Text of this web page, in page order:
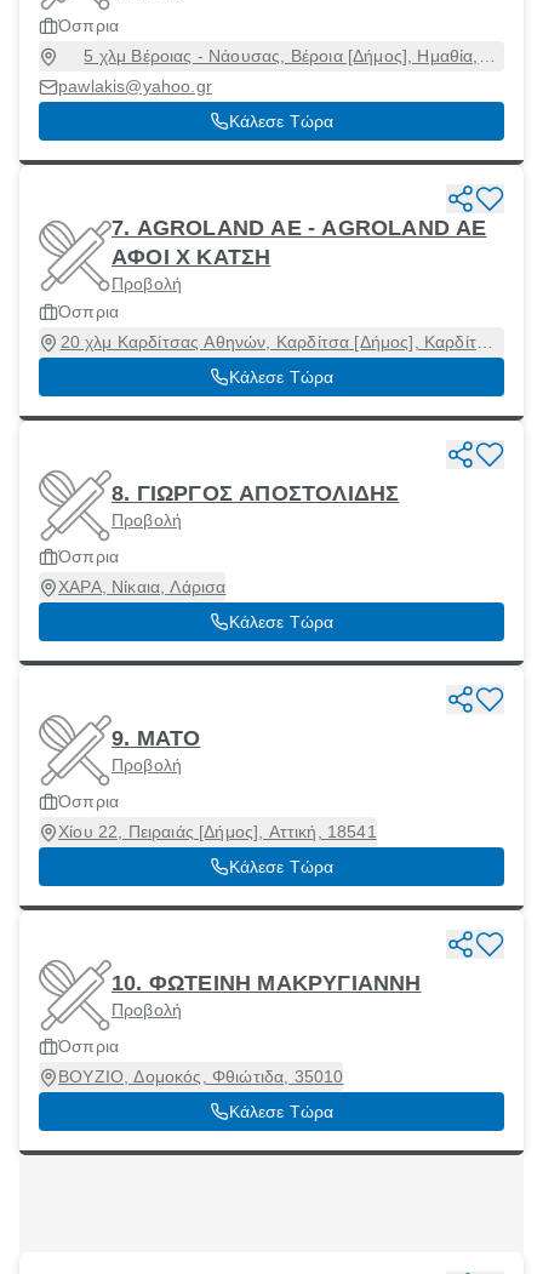
Όσπρια
5 χλμ Βέροιας - Νάουσας, Βέροια [Δήμος], Ημαθία,
pawlakis@yahoo.gr
Κάλεσε Τώρα
7. AGROLAND ΑΕ - AGROLAND ΑΕ
ΑΦΟΙ Χ ΚΑΤΣΗ
Προβολή
Όσπρια
20 χλμ Καρδίτσας Αθηνών, Καρδίτσα [Δήμος], Καρδίτσα,
43100
Κάλεσε Τώρα
8. ΓΙΩΡΓΟΣ ΑΠΟΣΤΟΛΙΔΗΣ
Προβολή
Όσπρια
ΧΑΡΑ, Νίκαια, Λάρισα
Κάλεσε Τώρα
9. ΜΑΤΟ
Προβολή
Όσπρια
Χίου 22, Πειραιάς [Δήμος], Αττική, 18541
Κάλεσε Τώρα
10. ΦΩΤΕΙΝΗ ΜΑΚΡΥΓΙΑΝΝΗ
Προβολή
Όσπρια
ΒΟΥΖΙΟ, Δομοκός, Φθιώτιδα, 35010
Κάλεσε Τώρα